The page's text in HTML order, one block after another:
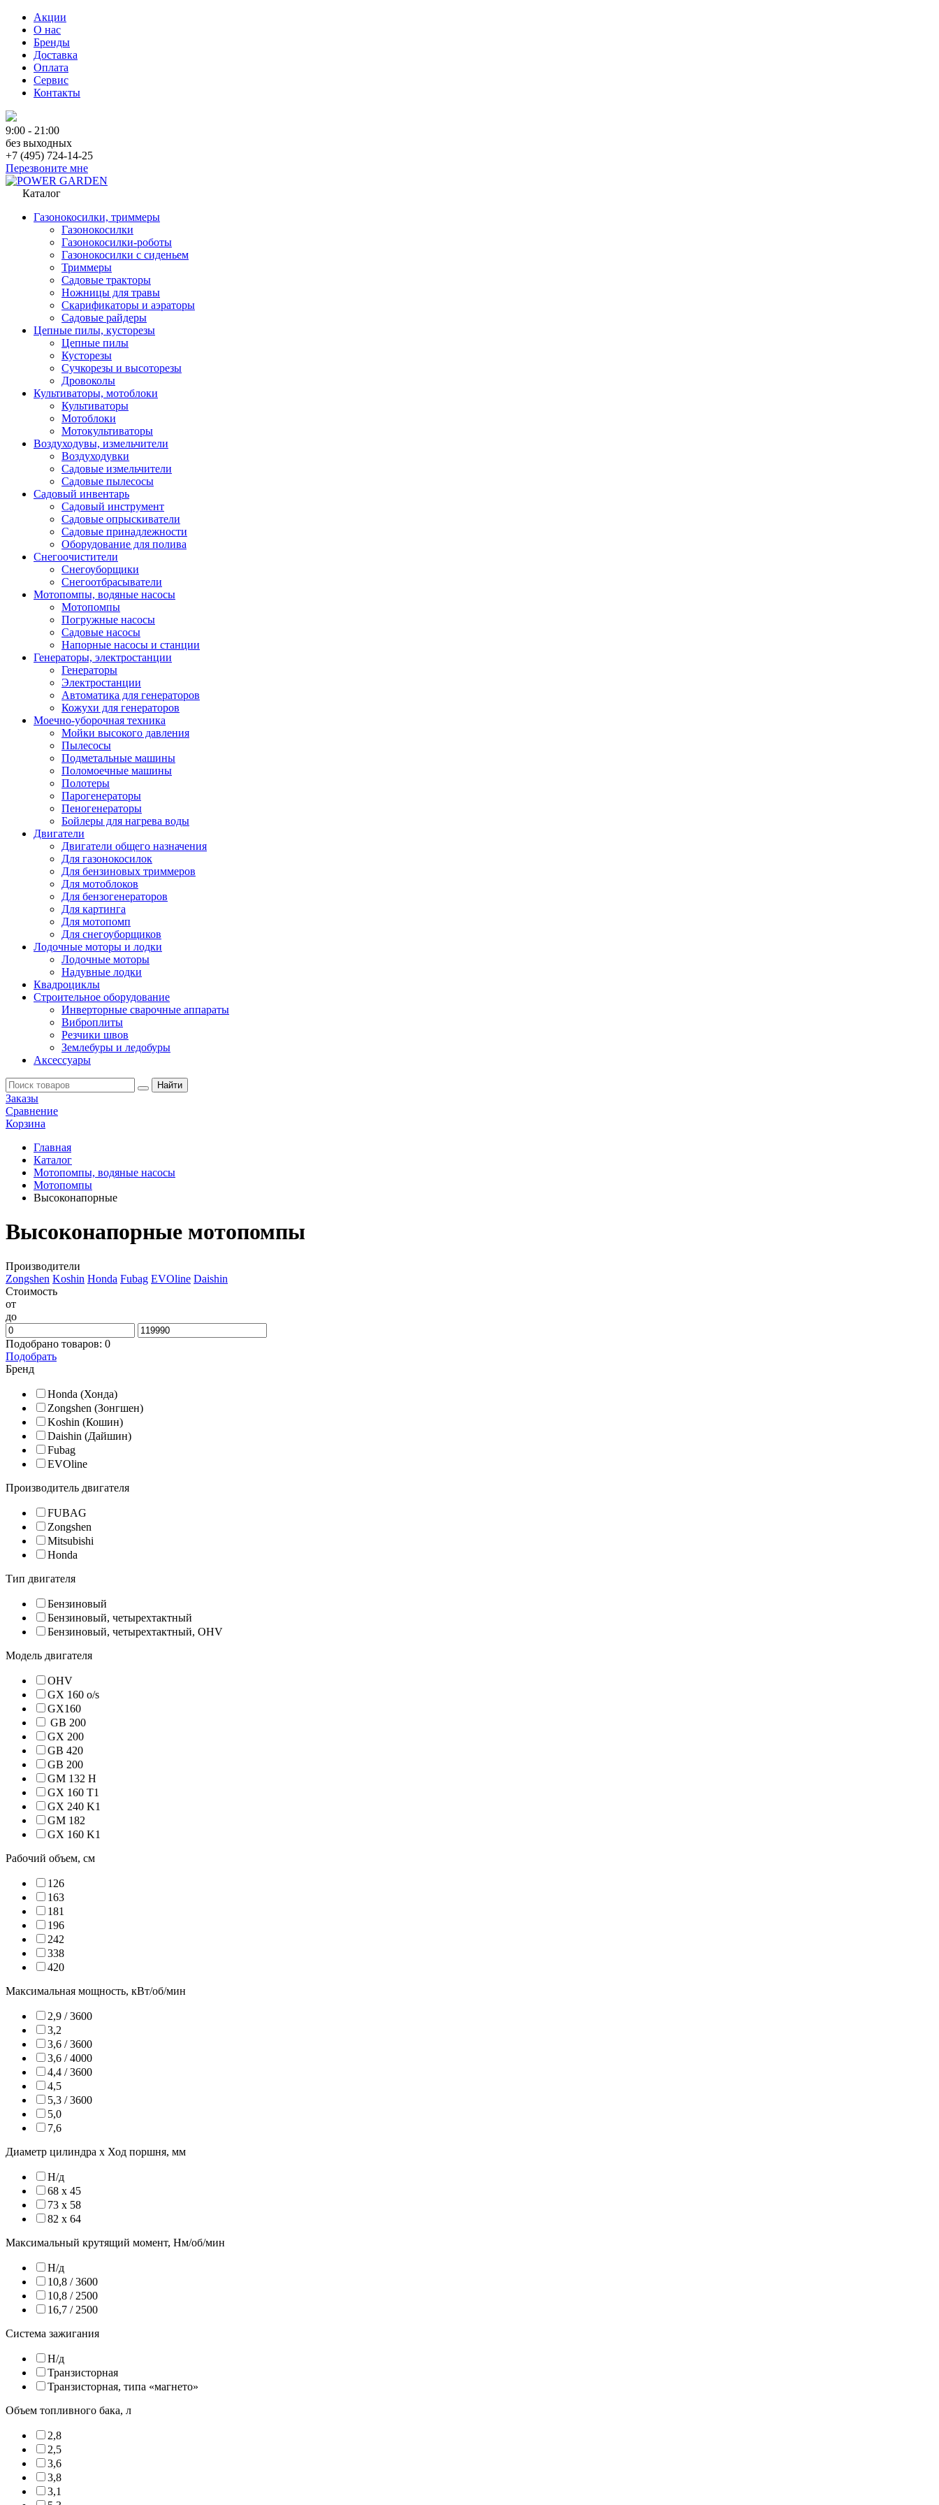
Акции
О нас
Бренды
Доставка
Оплата
Сервис
Контакты
9:00 - 21:00
без выходных
+7 (495) 724-14-25
Перезвоните мне
Каталог
Газонокосилки, триммеры
Газонокосилки
Газонокосилки-роботы
Газонокосилки с сиденьем
Триммеры
Садовые тракторы
Ножницы для травы
Скарификаторы и аэраторы
Садовые райдеры
Цепные пилы, кусторезы
Цепные пилы
Кусторезы
Сучкорезы и высоторезы
Дровоколы
Культиваторы, мотоблоки
Культиваторы
Мотоблоки
Мотокультиваторы
Воздуходувы, измельчители
Воздуходувки
Садовые измельчители
Садовые пылесосы
Садовый инвентарь
Садовый инструмент
Садовые опрыскиватели
Садовые принадлежности
Оборудование для полива
Снегоочистители
Снегоуборщики
Снегоотбрасыватели
Мотопомпы, водяные насосы
Мотопомпы
Погружные насосы
Садовые насосы
Напорные насосы и станции
Генераторы, электростанции
Генераторы
Электростанции
Автоматика для генераторов
Кожухи для генераторов
Моечно-уборочная техника
Мойки высокого давления
Пылесосы
Подметальные машины
Поломоечные машины
Полотеры
Парогенераторы
Пеногенераторы
Бойлеры для нагрева воды
Двигатели
Двигатели общего назначения
Для газонокосилок
Для бензиновых триммеров
Для мотоблоков
Для бензогенераторов
Для картинга
Для мотопомп
Для снегоуборщиков
Лодочные моторы и лодки
Лодочные моторы
Надувные лодки
Квадроциклы
Строительное оборудование
Инверторные сварочные аппараты
Виброплиты
Резчики швов
Землебуры и ледобуры
Аксессуары
Заказы
Сравнение
Корзина
Главная
Каталог
Мотопомпы, водяные насосы
Мотопомпы
Высоконапорные
Высоконапорные мотопомпы
Производители
Zongshen Koshin Honda Fubag EVOline Daishin
Стоимость
от
до
Подобрано товаров: 0
Подобрать
Бренд
Honda (Хонда)
Zongshen (Зонгшен)
Koshin (Кошин)
Daishin (Дайшин)
Fubag
EVOline
Производитель двигателя
FUBAG
Zongshen
Mitsubishi
Honda
Тип двигателя
Бензиновый
Бензиновый, четырехтактный
Бензиновый, четырехтактный, OHV
Модель двигателя
OHV
GX 160 o/s
GX160
GB 200
GX 200
GB 420
GB 200
GM 132 H
GX 160 T1
GX 240 K1
GM 182
GX 160 K1
Рабочий объем, см
126
163
181
196
242
338
420
Максимальная мощность, кВт/об/мин
2,9 / 3600
3,2
3,6 / 3600
3,6 / 4000
4,4 / 3600
4,5
5,3 / 3600
5,0
7,6
Диаметр цилиндра х Ход поршня, мм
Н/д
68 х 45
73 х 58
82 х 64
Максимальный крутящий момент, Нм/об/мин
Н/д
10,8 / 3600
10,8 / 2500
16,7 / 2500
Система зажигания
Н/д
Транзисторная
Транзисторная, типа «магнето»
Объем топливного бака, л
2,8
2,5
3,6
3,8
3,1